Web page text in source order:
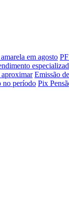
em agosto
aproximar Emissão
no período Pix